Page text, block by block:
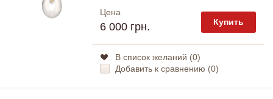
Цена
6 000 грн. Купить
В список желаний (0)
Добавить к сравнению (0)